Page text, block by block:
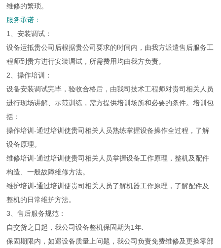
维修的繁琐。
服务承诺：
1、安装调试：
设备运抵贵公司后根据贵公司要求的时间内，由我方派遣售后服务工
程师到贵方进行安装调试，所需费用均由我方负责。
2、操作培训：
设备安装调试完毕，验收合格后，由我司技术工程师对贵司相关人员
进行现场讲解、示范训练，需方提供培训场所和必要的条件。培训包
括：
操作培训-通过培训使贵司相关人员熟练掌握设备操作全过程，了解
设备原理。
维修培训-通过培训使贵司相关人员掌握设备工作原理，整机及配件
构造、一般故障维修方法。
维护培训-通过培训使贵司相关人员了解机器工作原理，了解配件及
整机的日常维护方法。
3、售后服务规范：
自交货之日起，我公司设备整机保固期为1年.
保固期限内，如遇设备质量上问题，我公司负责免费维修及更换零部